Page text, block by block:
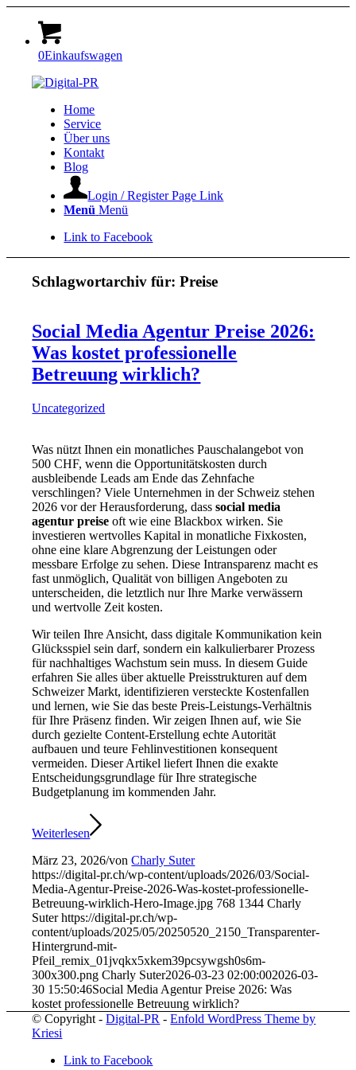
0Einkaufswagen
Home
Service
Über uns
Kontakt
Blog
Login / Register Page Link
Menü Menü
Link to Facebook
Schlagwortarchiv für:Preise
Social Media Agentur Preise 2026:
Was kostet professionelle
Betreuung wirklich?
Uncategorized
Was nützt Ihnen ein monatliches Pauschalangebot von
500 CHF, wenn die Opportunitätskosten durch
ausbleibende Leads am Ende das Zehnfache
verschlingen? Viele Unternehmen in der Schweiz stehen
2026 vor der Herausforderung, dasssocial media
agentur preise oft wie eine Blackbox wirken. Sie
investieren wertvolles Kapital in monatliche Fixkosten,
ohne eine klare Abgrenzung der Leistungen oder
messbare Erfolge zu sehen. Diese Intransparenz macht es
fast unmöglich, Qualität von billigen Angeboten zu
unterscheiden, die letztlich nur Ihre Marke verwässern
und wertvolle Zeit kosten.
Wir teilen Ihre Ansicht, dass digitale Kommunikation kein
Glücksspiel sein darf, sondern ein kalkulierbarer Prozess
für nachhaltiges Wachstum sein muss. In diesem Guide
erfahren Sie alles über aktuelle Preisstrukturen auf dem
Schweizer Markt, identifizieren versteckte Kostenfallen
und lernen, wie Sie das beste Preis-Leistungs-Verhältnis
für Ihre Präsenz finden. Wir zeigen Ihnen auf, wie Sie
durch gezielte Content-Erstellung echte Autorität
aufbauen und teure Fehlinvestitionen konsequent
vermeiden. Dieser Artikel liefert Ihnen die exakte
Entscheidungsgrundlage für Ihre strategische
Budgetplanung im kommenden Jahr.
Weiterlesen
März 23, 2026/vonCharly Suter
https://digital-pr.ch/wp-content/uploads/2026/03/Social-
Media-Agentur-Preise-2026-Was-kostet-professionelle-
Betreuung-wirklich-Hero-Image.jpg 768 1344 Charly
Suter https://digital-pr.ch/wp-
content/uploads/2025/05/20250520_2150_Transparenter-
Hintergrund-mit-
Pfeil_remix_01jvqkx5xkem39pcsywgsh0s6m-
300x300.png Charly Suter2026-03-23 02:00:002026-03-
30 15:50:46Social Media Agentur Preise 2026: Was
kostet professionelle Betreuung wirklich?
© Copyright -Digital-PR -Enfold WordPress Theme by
Kriesi
Link to Facebook